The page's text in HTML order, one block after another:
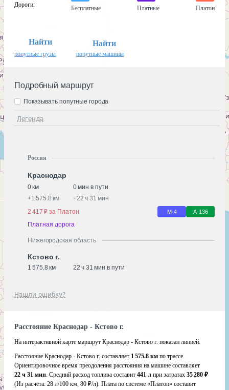
Дороги:
Бесплатные Платные Платон
Найти
попутные грузы
Найти
попутные машины
Подробный маршрут
Легенда
Показывать попутные города
Россия
Краснодар
0 км
0 мин в пути
+1 575.8 км +22 ч 31 мин
2 417 ₽ за Платон
М-4 А-136
Платная дорога
Нижегородская область
Кстово г.
1 575.8 км 22 ч 31 мин в пути
Нашли ошибку?
Расстояние Краснодар - Кстово г.
На интерактивной карте маршрут Краснодар - Кстово г. показан линией.
Расстояние Краснодар - Кстово г. составляет 1 575.8 км по трассе.
Ориентировочное время преодоления расстояния на машине составляет
22 ч 31 мин. Средний расход топлива составит 441 л при затратах 35 280 ₽
(Из расчёта: 28 л/100 км, 80 ₽/л). Плата по системе «Платон» составит